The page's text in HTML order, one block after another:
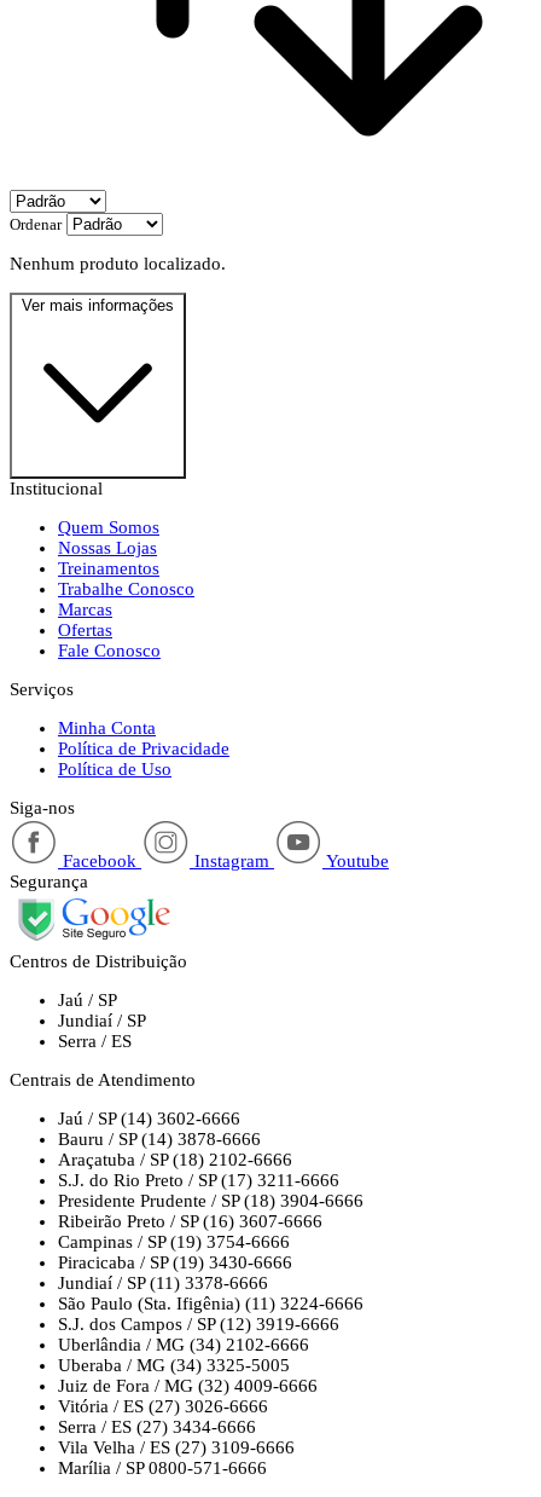
Ordenar
Nenhum produto localizado.
Ver mais informações
Institucional
Quem Somos
Nossas Lojas
Treinamentos
Trabalhe Conosco
Marcas
Ofertas
Fale Conosco
Serviços
Minha Conta
Política de Privacidade
Política de Uso
Siga-nos
Facebook Instagram
Youtube
Segurança
Centros de Distribuição
Jaú / SP
Jundiaí / SP
Serra / ES
Centrais de Atendimento
Jaú / SP (14) 3602-6666
Bauru / SP (14) 3878-6666
Araçatuba / SP (18) 2102-6666
S.J. do Rio Preto / SP (17) 3211-6666
Presidente Prudente / SP (18) 3904-6666
Ribeirão Preto / SP (16) 3607-6666
Campinas / SP (19) 3754-6666
Piracicaba / SP (19) 3430-6666
Jundiaí / SP (11) 3378-6666
São Paulo (Sta. Ifigênia) (11) 3224-6666
S.J. dos Campos / SP (12) 3919-6666
Uberlândia / MG (34) 2102-6666
Uberaba / MG (34) 3325-5005
Juiz de Fora / MG (32) 4009-6666
Vitória / ES (27) 3026-6666
Serra / ES (27) 3434-6666
Vila Velha / ES (27) 3109-6666
Marília / SP 0800-571-6666